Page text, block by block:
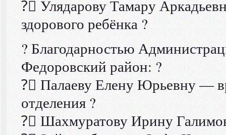
?‍⚕ Улядарову Тамару
здорового ребёнка ?
? Благодарностью
Федоровский район: ?
?‍⚕ Палаеву Елену Юрьевну —
отделения ?
?‍⚕ Шахмуратову Ирину